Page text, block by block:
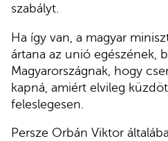
szabályt.
Ha így van, a magyar
ártana az unió egészének,
Magyarországnak, hogy
kapná, amiért elvileg
feleslegesen.
Persze Orbán Viktor